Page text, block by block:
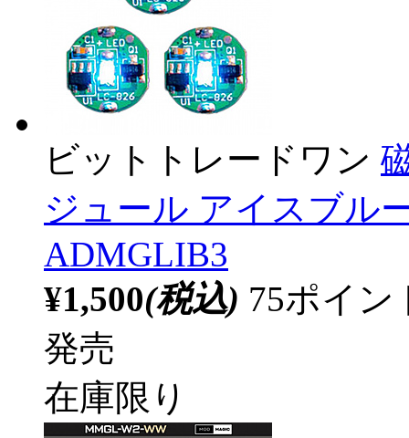
ビットトレードワン
ジュール アイスブル
ADMGLIB3
¥1,500(税込) 75ポイ
発売
在庫限り